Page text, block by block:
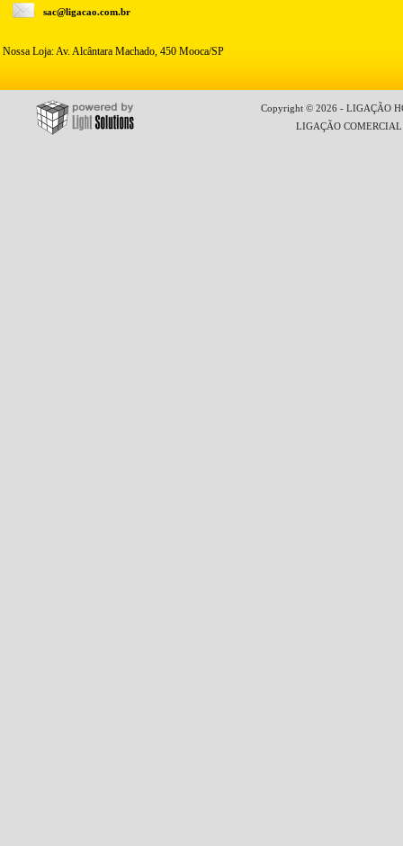
sac@ligacao.com.br
Nossa Loja: Av. Alcântara Machado, 450 Mooca/SP
Copyright © 2026 - LIGAÇÃO
LIGAÇÃO